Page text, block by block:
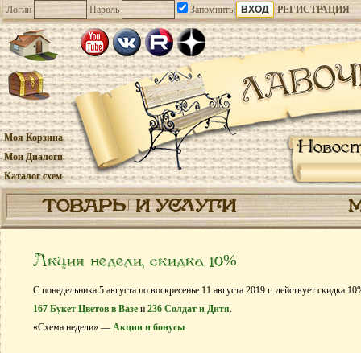
Логин Пароль Запомнить РЕГИСТРАЦИЯ
Моя Корзина
Мои Диалоги
Каталог схем
ТОВАРЫ И УСЛУГИ
Акция недели, скидка 10%
С понедельника 5 августа по воскресенье 11 августа 2019 г. действует скидка
167 Букет Цветов в Вазе и 236 Солдат и Дитя.
«Схема недели» — Акции и бонусы